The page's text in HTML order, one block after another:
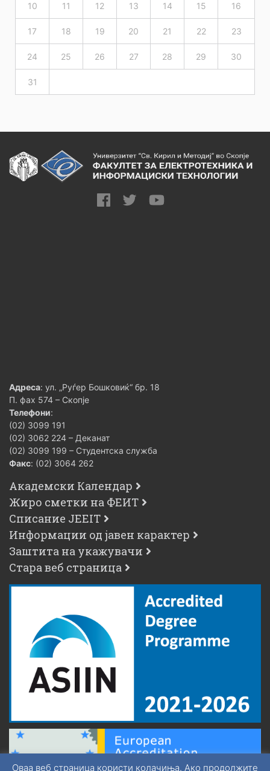
10 11 12 13 14 15 16
17 18 19 20 21 22 23
24 25 26 27 28 29 30
31
Адреса: ул. „Руѓер Бошковиќ“ бр. 18
П. фах 574 – Скопје
Телефони:
(02) 3099 191
(02) 3062 224 – Деканат
(02) 3099 199 – Студентска служба
Факс: (02) 3064 262
Академски Календар
Жиро сметки на ФЕИТ
Списание JEEIT
Информации од јавен карактер
Заштита на укажувачи
Стара веб страница
Оваа веб страница користи колачиња. Ако продолжите